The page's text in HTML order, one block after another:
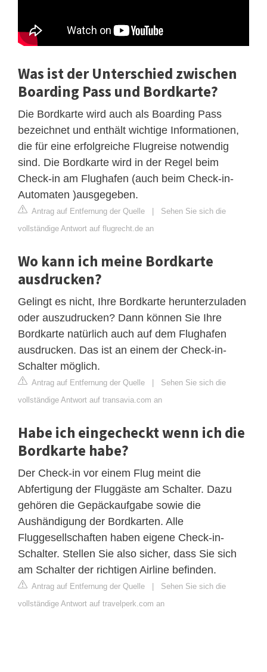
Was ist der Unterschied zwischen
Boarding Pass und Bordkarte?
Die Bordkarte wird auch als Boarding Pass
bezeichnet und enthält wichtige Informationen,
die für eine erfolgreiche Flugreise notwendig
sind. Die Bordkarte wird in der Regel beim
Check-in am Flughafen (auch beim Check-in-
Automaten )ausgegeben.
Antrag auf Entfernung der Quelle | Sehen Sie sich die
vollständige Antwort auf flugrecht.de an
Wo kann ich meine Bordkarte
ausdrucken?
Gelingt es nicht, Ihre Bordkarte herunterzuladen
oder auszudrucken? Dann können Sie Ihre
Bordkarte natürlich auch auf dem Flughafen
ausdrucken. Das ist an einem der Check-in-
Schalter möglich.
Antrag auf Entfernung der Quelle | Sehen Sie sich die
vollständige Antwort auf transavia.com an
Habe ich eingecheckt wenn ich die
Bordkarte habe?
Der Check-in vor einem Flug meint die
Abfertigung der Fluggäste am Schalter. Dazu
gehören die Gepäckaufgabe sowie die
Aushändigung der Bordkarten. Alle
Fluggesellschaften haben eigene Check-in-
Schalter. Stellen Sie also sicher, dass Sie sich
am Schalter der richtigen Airline befinden.
Antrag auf Entfernung der Quelle | Sehen Sie sich die
vollständige Antwort auf travelperk.com an